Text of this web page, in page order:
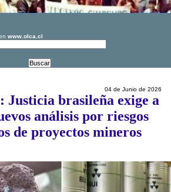
www.olca.cl
04 de Junio de 2026
Justicia brasileña exige a
análisis por riesgos
de proyectos mineros